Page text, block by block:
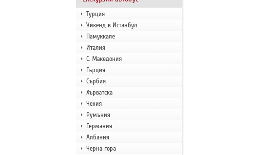
Турция
Уикенд в Истанбул
Памуккале
Италия
С. Македония
Гърция
Сърбия
Хърватска
Чехия
Румъния
Германия
Албания
Черна гора